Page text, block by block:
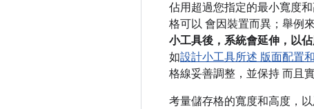
佔用超過您指定的最小寬度
格可以 會因裝置而異；舉例
小工具後，系統會延伸，以
如設計小工具所述 版面配置
格線妥善調整，並保持 而且
考量儲存格的寬度和高度，